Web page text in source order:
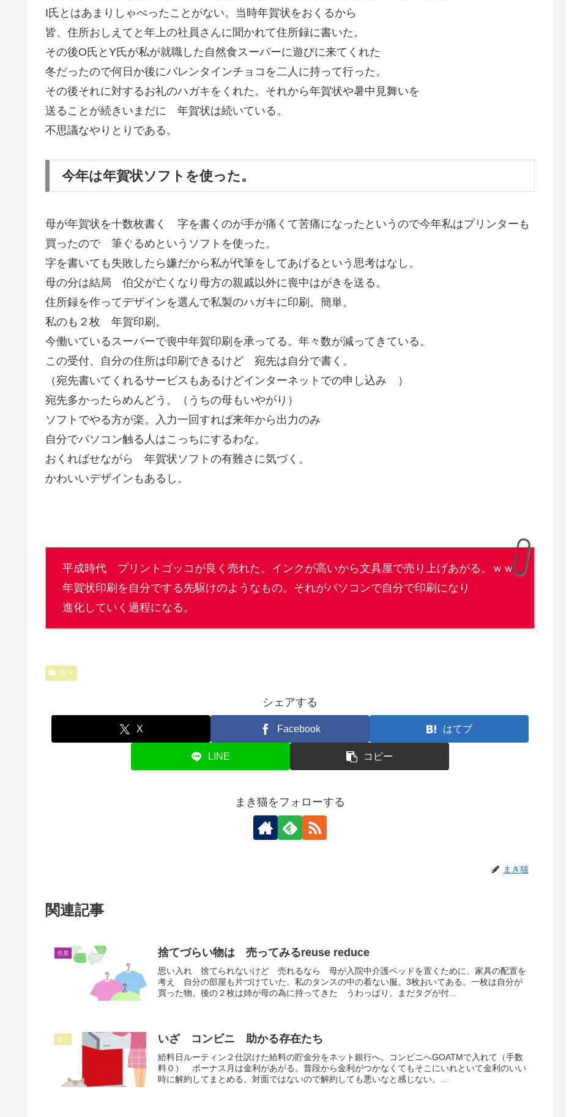
I氏とはあまりしゃべったことがない。当時年賀状をおくるから
皆、住所おしえてと年上の社員さんに聞かれて住所録に書いた。
その後O氏とY氏が私が就職した自然食スーパーに遊びに来てくれた
冬だったので何日か後にバレンタインチョコを二人に持って行った。
その後それに対するお礼のハガキをくれた。それから年賀状や暑中見舞いを
送ることが続きいまだに 年賀状は続いている。
不思議なやりとりである。
今年は年賀状ソフトを使った。
母が年賀状を十数枚書く 字を書くのが手が痛くて苦痛になったというので今年私はプリンターも
買ったので 筆ぐるめというソフトを使った。
字を書いても失敗したら嫌だから私が代筆をしてあげるという思考はなし。
母の分は結局 伯父が亡くなり母方の親戚以外に喪中はがきを送る。
住所録を作ってデザインを選んで私製のハガキに印刷。簡単。
私のも２枚 年賀印刷。
今働いているスーパーで喪中年賀印刷を承ってる。年々数が減ってきている。
この受付、自分の住所は印刷できるけど 宛先は自分で書く。
（宛先書いてくれるサービスもあるけどインターネットでの申し込み ）
宛先多かったらめんどう。（うちの母もいやがり）
ソフトでやる方が楽。入力一回すれば来年から出力のみ
自分でパソコン触る人はこっちにするわな。
おくればせながら 年賀状ソフトの有難さに気づく。
かわいいデザインもあるし。
平成時代 プリントゴッコが良く売れた。インクが高いから文具屋で売り上げあがる。ｗｗ
年賀状印刷を自分でする先駆けのようなもの。それがパソコンで自分で印刷になり
進化していく過程になる。
諸々
シェアする
X Facebook はてブ
LINE コピー
まき猫をフォローする
まき猫
関連記事
住居 捨てづらい物は 売ってみるreuse reduce
思い入れ 捨てられないけど 売れるなら 母が入院中介護ベッドを置くために、家具の配置を
考え 自分の部屋も片づけていた。私のタンスの中の着ない服。3枚おいてある。一枚は自分が
買った物。後の２枚は姉が母の為に持ってきた うわっぱり。まだタグが付...
諸々 いざ コンビニ 助かる存在たち
給料日ルーティン２仕訳けた給料の貯金分をネット銀行へ。コンビニへGOATMで入れて（手数
料０） ボーナス月は金利があがる。普段から金利がつかなくてもそこにいれといて金利のいい
時に解約してまとめる。対面ではないので解約しても悪いなと感じない。...